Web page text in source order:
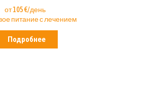
от 105 €/день
питание с лечением
Подробнее